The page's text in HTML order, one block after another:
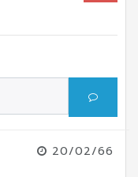
20/02/66